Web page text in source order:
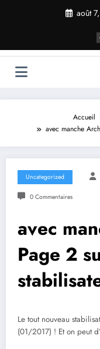
août
Accueil
avec manche
Uncategorized
0 Commentaires
avec
Page 2
Le tout nouveau
(01/2017) ! Et on peut